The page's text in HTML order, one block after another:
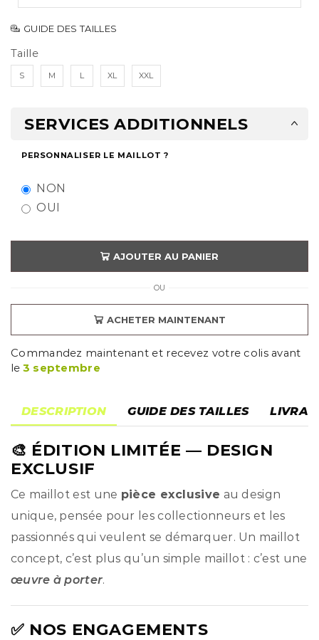
GUIDE DES TAILLES
Taille
S M L XL XXL
SERVICES ADDITIONNELS
PERSONNALISER LE MAILLOT ?
NON
OUI
AJOUTER AU PANIER
OU
ACHETER MAINTENANT
Commandez maintenant et recevez votre colis avant
le 3 septembre
DESCRIPTION GUIDE DES TAILLES
🎨 ÉDITION LIMITÉE — DESIGN
EXCLUSIF
Ce maillot est une pièce exclusive au design
unique, pensée pour les collectionneurs et les
passionnés qui veulent se démarquer. Un maillot
concept, c’est plus qu’un simple maillot : c’est une
œuvre à porter.
✅ NOS ENGAGEMENTS